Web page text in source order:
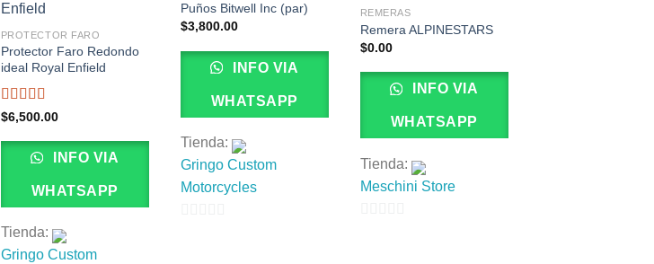
PROTECTOR FARO
Protector Faro Redondo
ideal Royal Enfield
Valorado
5
$6,500.00
INFO VIA
WHATSAPP
Tienda:
Gringo Custom
Puños Bitwell Inc (par)
$3,800.00
INFO VIA
WHATSAPP
Tienda:
Gringo Custom
Motorcycles
REMERAS
Remera ALPINESTARS
$0.00
INFO VIA
WHATSAPP
Tienda:
Meschini Store